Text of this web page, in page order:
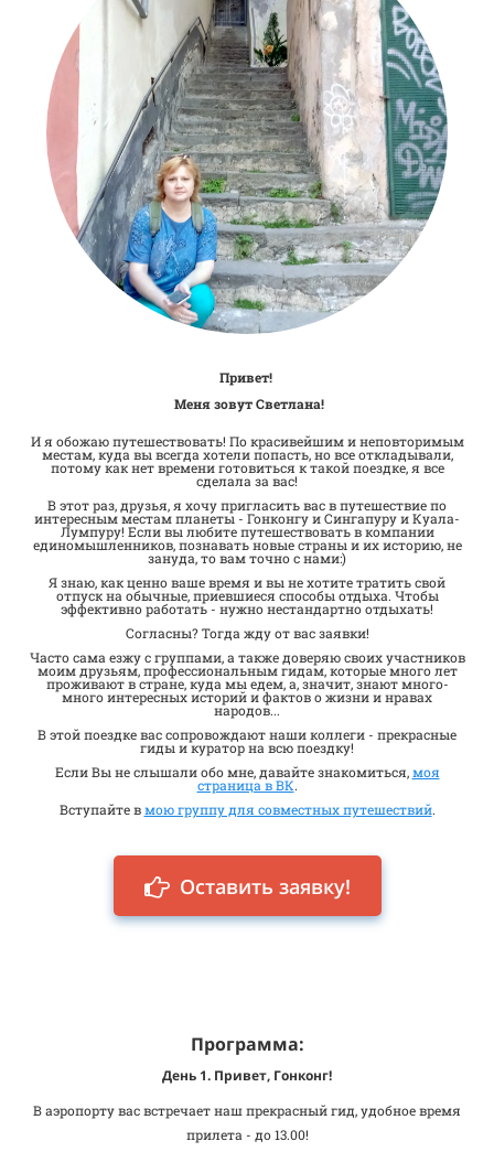
Привет!
Меня зовут Светлана!
И я обожаю путешествовать! По красивейшим и неповторимым
местам, куда вы всегда хотели попасть, но все откладывали,
потому как нет времени готовиться к такой поездке, я все
сделала за вас!
В этот раз, друзья, я хочу пригласить вас в путешествие по
интересным местам планеты - Гонконгу и Сингапуру и Куала-
Лумпуру! Если вы любите путешествовать в компании
единомышленников, познавать новые страны и их историю, не
зануда, то вам точно с нами:)
Я знаю, как ценно ваше время и вы не хотите тратить свой
отпуск на обычные, приевшиеся способы отдыха. Чтобы
эффективно работать - нужно нестандартно отдыхать!
Согласны? Тогда жду от вас заявки!
Часто сама езжу с группами, а также доверяю своих участников
моим друзьям, профессиональным гидам, которые много лет
проживают в стране, куда мы едем, а, значит, знают много-
много интересных историй и фактов о жизни и нравах
народов...
В этой поездке вас сопровождают наши коллеги - прекрасные
гиды и куратор на всю поездку!
Если Вы не слышали обо мне, давайте знакомиться,моя
страница в ВК.
Вступайте вмою группу для совместных путешествий.
Оставить заявку!
Программа:
День 1. Привет, Гонконг!
В аэропорту вас встречает наш прекрасный гид, удобное время
прилета - до 13.00!